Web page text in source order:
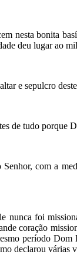
nesta bonita
deu lugar ao
e sepulcro
de tudo porque
com a
foi
coração
período
declarou